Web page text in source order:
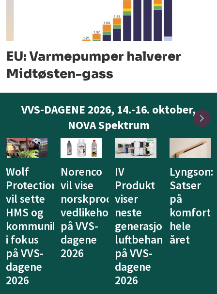
EU: Varmepumper halverer
Midtøsten-gass
VVS-DAGENE 2026, 14.-16. oktober,
NOVA Spektrum
IV
Produkt
viser
neste
generasjon
luftbehandling
på VVS-
dagene
2026
Lyngson:
Satser
på
komfort
hele
året
Niprox
lanserer
nytt
system
for
legionellasikring
på VVS-
dagene
KE
Fibertec
vil vise
at
kan